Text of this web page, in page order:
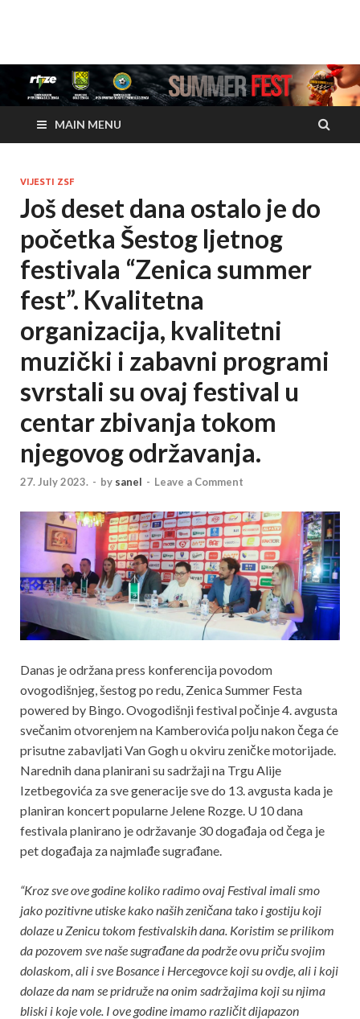
MAIN MENU
VIJESTI ZSF
Još deset dana ostalo je do
početka Šestog ljetnog
festivala “Zenica summer
fest”. Kvalitetna
organizacija, kvalitetni
muzički i zabavni programi
svrstali su ovaj festival u
centar zbivanja tokom
njegovog održavanja.
27. July 2023. - by sanel - Leave a Comment
Danas je održana press konferencija povodom
ovogodišnjeg, šestog po redu, Zenica Summer Festa
powered by Bingo. Ovogodišnji festival počinje 4. avgusta
svečanim otvorenjem na Kamberovića polju nakon čega će
prisutne zabavljati Van Gogh u okviru zeničke motorijade.
Narednih dana planirani su sadržaji na Trgu Alije
Izetbegovića za sve generacije sve do 13. avgusta kada je
planiran koncert popularne Jelene Rozge. U 10 dana
festivala planirano je održavanje 30 događaja od čega je
pet događaja za najmlađe sugrađane.
“Kroz sve ove godine koliko radimo ovaj Festival imali smo
jako pozitivne utiske kako naših zeničana tako i gostiju koji
dolaze u Zenicu tokom festivalskih dana. Koristim se prilikom
da pozovem sve naše sugrađane da podrže ovu priču svojim
dolaskom, ali i sve Bosance i Hercegovce koji su ovdje, ali i koji
dolaze da nam se pridruže na onim sadržajima koji su njima
bliski i koje vole. I ove godine imamo različit dijapazon